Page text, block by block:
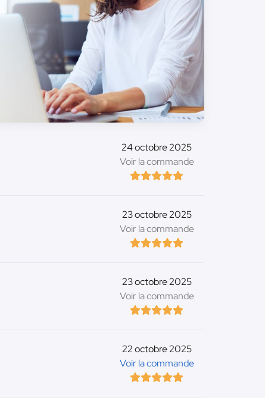
24 octobre 2025
Voir la commande
23 octobre 2025
Voir la commande
23 octobre 2025
Voir la commande
22 octobre 2025
Voir la commande